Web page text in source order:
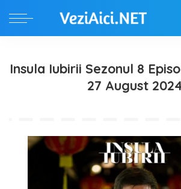
Insula Iubirii Sezonul 8
27 August